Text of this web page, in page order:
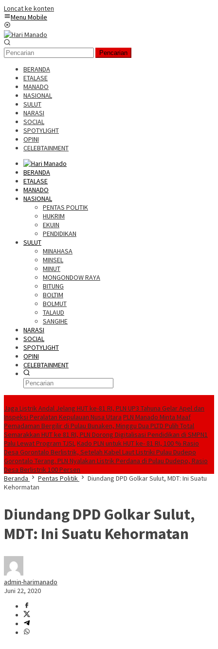
Loncat ke konten
Menu Mobile
Pencarian
BERANDA
ETALASE
MANADO
NASIONAL
SULUT
NARASI
SOCIAL
SPOTYLIGHT
OPINI
CELEBTAINMENT
BERANDA
ETALASE
MANADO
NASIONAL
PENTAS POLITIK
HUKRIM
EKUIN
PENDIDIKAN
SULUT
MINAHASA
MINSEL
MINUT
MONGONDOW RAYA
BITUNG
BOLTIM
BOLMUT
TALAUD
SANGIHE
NARASI
SOCIAL
SPOTYLIGHT
OPINI
CELEBTAINMENT
Jaga Listrik Andal Jelang HUT ke-81 RI, PLN UP3 Tahuna Gelar Apel dan
Inspeksi Peralatan Kepulauan Nusa Utara PLN Manado Minta Maaf
Pemadaman Bergilir di Pulau Bunaken, Minggu Dua PLTD Pulih Total
Semarakkan HUT ke 81 RI, PLN Dorong Digitalisasi Pendidikan di SMPN1
Palu Lewat Program TJSLKado PLN untuk HUT ke- 81 RI, 100 % Rasio
Desa Gorontalo Berlistrik, Setelah Kabel Laut Listriki Pulau Dudepo
Gorontalo Terang. PLN Nyalakan Listrik Perdana di Pulau Dudepo, Rasio
Desa Berlistrik 100 Persen
Beranda
Pentas Politik
Diundang DPD Golkar Sulut, MDT: Ini Suatu
Kehormatan
Diundang DPD Golkar Sulut,
MDT: Ini Suatu Kehormatan
admin-harimanado
Juni 22, 2020